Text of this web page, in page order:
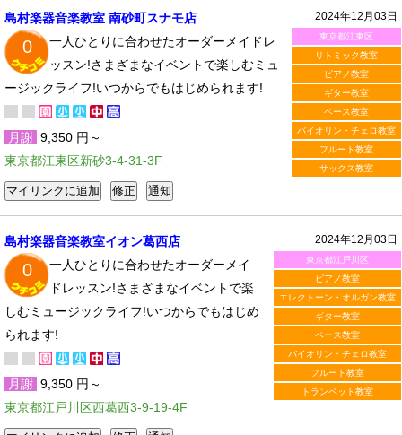
2024年12月03日
東京都江東区
リトミック教室
ピアノ教室
ギター教室
ベース教室
バイオリン・チェロ教室
フルート教室
サックス教室
島村楽器音楽教室 南砂町スナモ店
0
一人ひとりに合わせたオーダーメイドレ
ッスン!さまざまなイベントで楽しむミュ
ージックライフ!いつからでもはじめられます!
月謝 9,350 円～
東京都江東区新砂3-4-31-3F
2024年12月03日
東京都江戸川区
ピアノ教室
エレクトーン・オルガン教室
ギター教室
ベース教室
バイオリン・チェロ教室
フルート教室
トランペット教室
島村楽器音楽教室イオン葛西店
0
一人ひとりに合わせたオーダーメイ
ドレッスン!さまざまなイベントで楽
しむミュージックライフ!いつからでもはじめ
られます!
月謝 9,350 円～
東京都江戸川区西葛西3-9-19-4F